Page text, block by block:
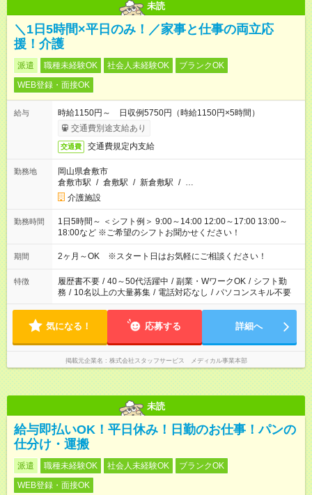
未読
＼1日5時間×平日のみ！／家事と仕事の両立応
援！介護
派遣 職種未経験OK 社会人未経験OK
ブランクOK
WEB登録・面接OK
給与
時給1150円～ 日収例5750円（時給1150円×5時間）
交通費別途支給あり
交通費 交通費規定内支給
勤務地
岡山県倉敷市
倉敷市駅 / 倉敷駅 / 新倉敷駅 / …
介護施設
勤務時間
1日5時間～ ＜シフト例＞ 9:00～14:00 12:00～17:00 13:00～
18:00など ※ご希望のシフトお聞かせください！
期間 2ヶ月～OK ※スタート日はお気軽にご相談ください！
特徴 履歴書不要 / 40～50代活躍中 / 副業・WワークOK / シフト勤
務 / 10名以上の大量募集 / 電話対応なし / パソコンスキル不要
気になる！ 応募する 詳細へ
掲載元企業名 株式会社スタッフサービス メディカル事業本部
未読
給与即払いOK！平日休み！日勤のお仕事！パンの
仕分け・運搬
派遣 職種未経験OK 社会人未経験OK
ブランクOK
WEB登録・面接OK